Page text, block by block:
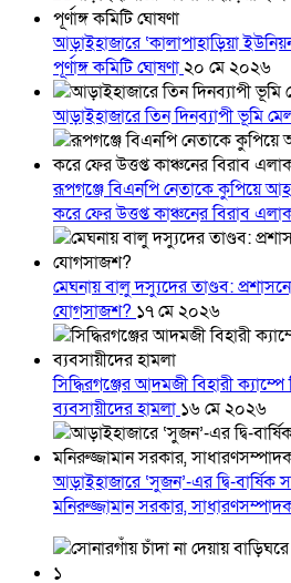
আড়াইহাজারে ‘কালাপাহাড়িয়া
পূর্ণাঙ্গ কমিটি ঘোষণা২০ মে ২০২৬
আড়াইহাজারে তিন দিনব্যাপী ভূমি
রূপগঞ্জে বিএনপি নেতাকে কুপিয়ে
করে ফের উত্তপ্ত কাঞ্চনের বিরাব
মেঘনায় বালু দস্যুদের তাণ্ডব:
যোগসাজশ? ১৭ মে ২০২৬
সিদ্ধিরগঞ্জের আদমজী বিহারী
ব্যবসায়ীদের হামলা ১৬ মে ২০২৬
আড়াইহাজারে ‘সুজন’-এর দ্বি-বার্ষিক
মনিরুজ্জামান সরকার,